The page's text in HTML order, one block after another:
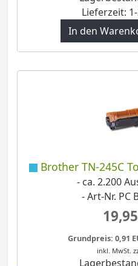
Lieferzeit:
Brother TN-245C
- ca. 2.200
- Art-Nr. PC
Grundpreis: 0,91
inkl. MwSt.